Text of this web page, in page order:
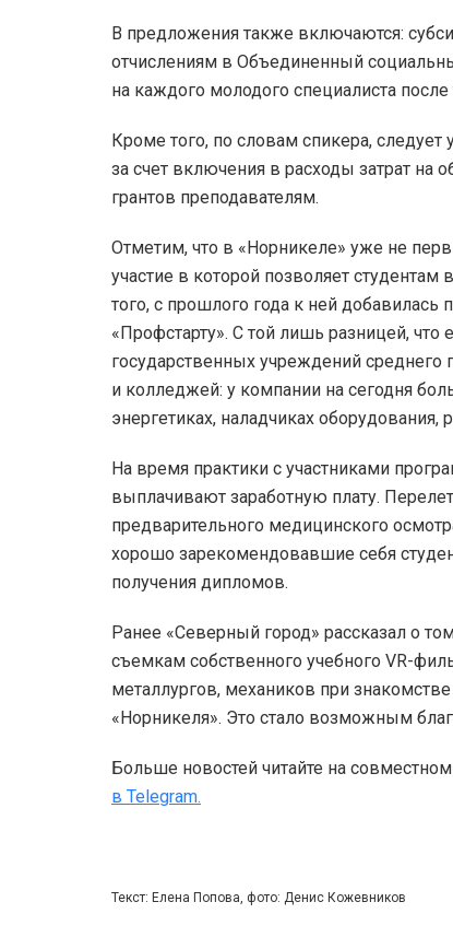
В предложения также включаются:
отчислениям в Объединенный
на каждого молодого специалиста после
Кроме того, по словам спикера,
за счет включения в расходы затрат на
грантов преподавателям.
Отметим, что в «Норникеле» уже не
участие в которой позволяет
того, с прошлого года к ней
«Профстарту». С той лишь разницей,
государственных учреждений среднего
и колледжей: у компании на сегодня
энергетиках, наладчиках оборудования,
На время практики с участниками
выплачивают заработную плату.
предварительного медицинского
хорошо зарекомендовавшие себя
получения дипломов.
Ранее «Северный город» рассказал о
съемкам собственного учебного VR-
металлургов, механиков при
«Норникеля». Это стало возможным
Больше новостей читайте на
в Telegram.
Текст: Елена Попова, фото: Денис Кожевников